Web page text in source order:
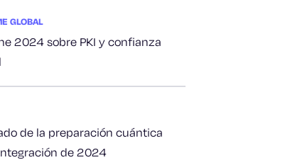
GLOBAL
2024 sobre PKI y confianza
de la preparación cuántica
de 2024